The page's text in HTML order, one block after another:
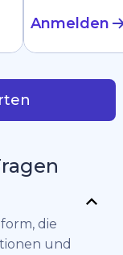
Anmelden
die
und